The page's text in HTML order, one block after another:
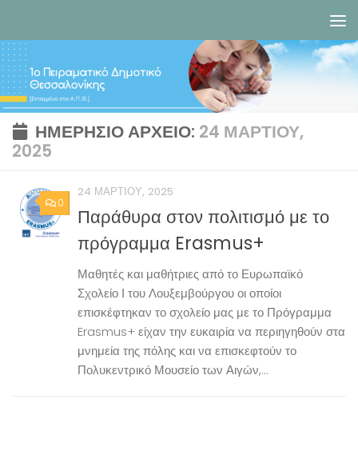
ΗΜΕΡΉΣΙΟ ΑΡΧΕΊΟ: 24 ΜΑΡΤΊΟΥ,
2025
0
24 ΜΑΡΤΊΟΥ, 2025
Παράθυρα στον πολιτισμό με το
πρόγραμμα Erasmus+
Μαθητές και μαθήτριες από το Ευρωπαϊκό
Σχολείο Ι του Λουξεμβούργου οι οποίοι
επισκέφτηκαν το σχολείο μας με το Πρόγραμμα
Erasmus+ είχαν την ευκαιρία να περιηγηθούν στα
μνημεία της πόλης και να επισκεφτούν το
Πολυκεντρικό Μουσείο των Αιγών,...